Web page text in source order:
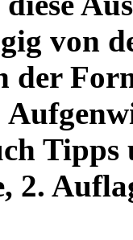
von
der
Tipps
2.